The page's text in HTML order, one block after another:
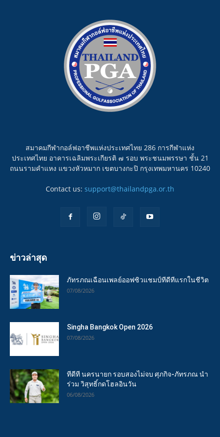
สมาคมกีฬากอล์ฟอาชีพแห่งประเทศไทย 286 การกีฬาแห่ง
ประเทศไทย อาคารเฉลิมพระเกียรติ ๗ รอบ พระชนมพรรษา ชั้น 21
ถนนรามคำแหง แขวงหัวหมาก เขตบางกะปิ กรุงเทพมหานคร 10240
Contact us: support@thailandpga.or.th
ข่าวล่าสุด
ภัทรภณเฉือนเพลย์ออฟซิวแชมป์ทีดีทีแรกในชีวิต
07/08/2026
Singha Bangkok Open 2026
07/08/2026
ทีดีที นครนายก รอบสองไม่จบ ศุภกิจ-ภัทรภณ นำ
ร่วม วิสุทธิ์กดโฮลอินวัน
06/08/2026